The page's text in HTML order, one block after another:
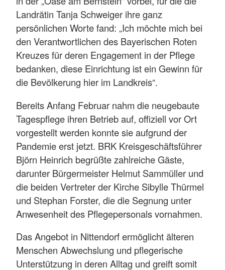
Landrätin Tanja Schweiger ihre ganz
persönlichen Worte fand: „Ich möchte mich bei
den Verantwortlichen des Bayerischen Roten
Kreuzes für deren Engagement in der Pflege
bedanken, diese Einrichtung ist ein Gewinn für
die Bevölkerung hier im Landkreis“.
Bereits Anfang Februar nahm die neugebaute
Tagespflege ihren Betrieb auf, offiziell vor Ort
vorgestellt werden konnte sie aufgrund der
Pandemie erst jetzt. BRK Kreisgeschäftsführer
Björn Heinrich begrüßte zahlreiche Gäste,
darunter Bürgermeister Helmut Sammüller und
die beiden Vertreter der Kirche Sibylle Thürmel
und Stephan Forster, die die Segnung unter
Anwesenheit des Pflegepersonals vornahmen.
Das Angebot in Nittendorf ermöglicht älteren
Menschen Abwechslung und pflegerische
Unterstützung in deren Alltag und greift somit